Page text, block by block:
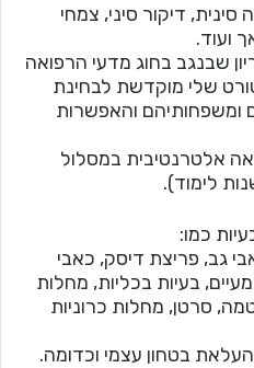
דיקור סיני, צמחי
ועוד.
שבנגב בחוג מדעי הרפואה
שלי מוקדשת לבחינת
ומשפחותיהם והאפשרות
אלטרנטיבית במסלול
לימוד).
כמו:
גב, פריצת דיסק, כאבי
בעיות בכליות, מחלות
סרטן, מחלות כרוניות
בטחון עצמי וכדומה.